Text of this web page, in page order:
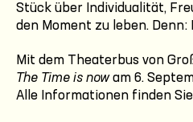
Stück über Individualität,
den Moment zu leben.
Mit dem Theaterbus von
The Time is nowam 6.
Alle Informationen finden Sie